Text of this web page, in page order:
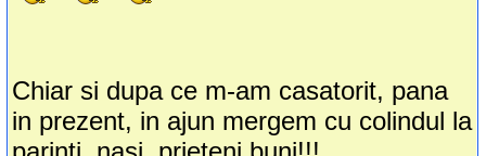
Chiar si dupa ce m-am casatorit, pana
in prezent, in ajun mergem cu colindul la